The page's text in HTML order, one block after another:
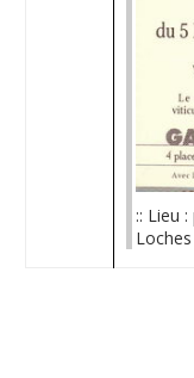
:: Lieu